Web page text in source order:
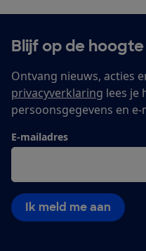
Blijf op de hoogte
Ontvang nieuws, acties
privacyverklaring lees je
persoonsgegevens en
E-mailadres
Ik meld me aan